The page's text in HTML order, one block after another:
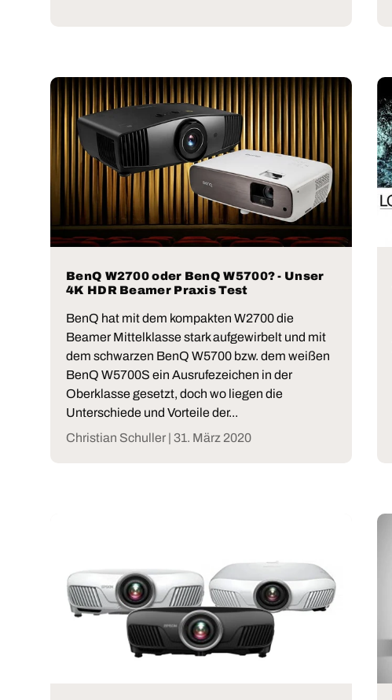
BenQ W2700 oder BenQ W5700? - Unser
4K HDR Beamer Praxis Test
BenQ hat mit dem kompakten W2700 die
Beamer Mittelklasse stark aufgewirbelt und mit
dem schwarzen BenQ W5700 bzw. dem weißen
BenQ W5700S ein Ausrufezeichen in der
Oberklasse gesetzt, doch wo liegen die
Unterschiede und Vorteile der...
Christian Schuller | 31. März 2020